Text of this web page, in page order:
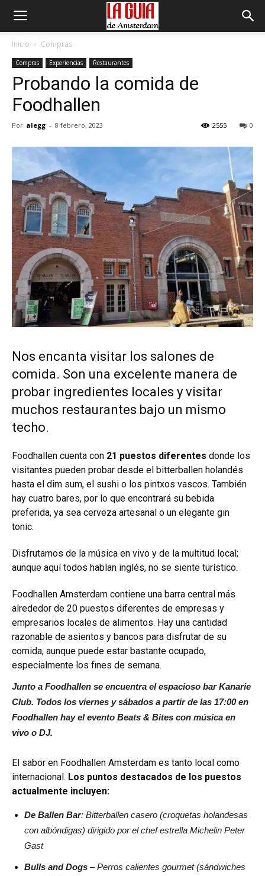
Inicio Compras
Compras Experiencias Restaurantes
Probando la comida de
Foodhallen
Por alegg - 8 febrero, 2023 0
2555
Nos encanta visitar los salones de
comida. Son una excelente manera de
probar ingredientes locales y visitar
muchos restaurantes bajo un mismo
techo.
Foodhallen cuenta con 21 puestos diferentes donde los
visitantes pueden probar desde el bitterballen holandés
hasta el dim sum, el sushi o los pintxos vascos. También
hay cuatro bares, por lo que encontrará su bebida
preferida, ya sea cerveza artesanal o un elegante gin
tonic.
Disfrutamos de la música en vivo y de la multitud local;
aunque aquí todos hablan inglés, no se siente turístico.
Foodhallen Amsterdam contiene una barra central más
alrededor de 20 puestos diferentes de empresas y
empresarios locales de alimentos. Hay una cantidad
razonable de asientos y bancos para disfrutar de su
comida, aunque puede estar bastante ocupado,
especialmente los fines de semana.
Junto a Foodhallen se encuentra el espacioso bar Kanarie
Club. Todos los viernes y sábados a partir de las 17:00 en
Foodhallen hay el evento Beats & Bites con música en
vivo o DJ.
El sabor en Foodhallen Amsterdam es tanto local como
internacional. Los puntos destacados de los puestos
actualmente incluyen:
De Ballen Bar: Bitterballen casero (croquetas holandesas
con albóndigas) dirigido por el chef estrella Michelin Peter
Gast
Bulls and Dogs – Perros calientes gourmet (sándwiches